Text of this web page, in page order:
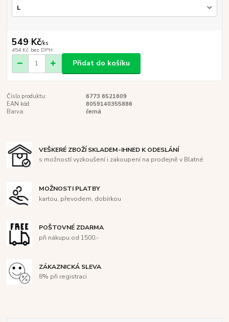
549 Kč/ks
454 Kč bez DPH
Přidat do košíku
Číslo produktu:
6773 6521609
EAN kód:
8059140355886
Barva:
černá
VEŠKERÉ ZBOŽÍ SKLADEM-IHNED K ODESLÁNÍ
s možností vyzkoušení i zakoupení na prodejně v Blatné
MOŽNOSTI PLATBY
kartou, převodem, dobírkou
POŠTOVNÉ ZDARMA
při nákupu od 1500,-
ZÁKAZNICKÁ SLEVA
8% při registraci